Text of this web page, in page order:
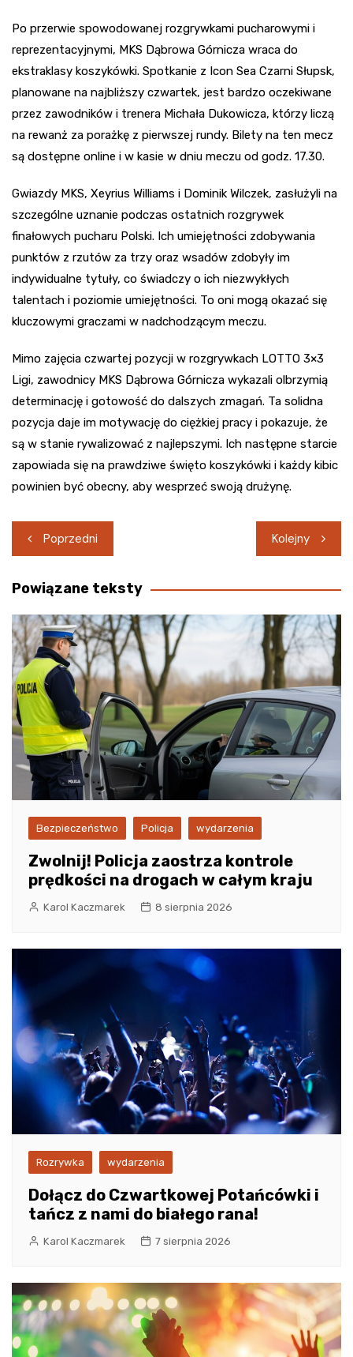
Po przerwie spowodowanej rozgrywkami pucharowymi i
reprezentacyjnymi, MKS Dąbrowa Górnicza wraca do
ekstraklasy koszykówki. Spotkanie z Icon Sea Czarni Słupsk,
planowane na najbliższy czwartek, jest bardzo oczekiwane
przez zawodników i trenera Michała Dukowicza, którzy liczą
na rewanż za porażkę z pierwszej rundy. Bilety na ten mecz
są dostępne online i w kasie w dniu meczu od godz. 17.30.
Gwiazdy MKS, Xeyrius Williams i Dominik Wilczek, zasłużyli na
szczególne uznanie podczas ostatnich rozgrywek
finałowych pucharu Polski. Ich umiejętności zdobywania
punktów z rzutów za trzy oraz wsadów zdobyły im
indywidualne tytuły, co świadczy o ich niezwykłych
talentach i poziomie umiejętności. To oni mogą okazać się
kluczowymi graczami w nadchodzącym meczu.
Mimo zajęcia czwartej pozycji w rozgrywkach LOTTO 3×3
Ligi, zawodnicy MKS Dąbrowa Górnicza wykazali olbrzymią
determinację i gotowość do dalszych zmagań. Ta solidna
pozycja daje im motywację do ciężkiej pracy i pokazuje, że
są w stanie rywalizować z najlepszymi. Ich następne starcie
zapowiada się na prawdziwe święto koszykówki i każdy kibic
powinien być obecny, aby wesprzeć swoją drużynę.
Nawigacja
wpisu
Poprzedni Kolejny
Powiązane teksty
Bezpieczeństwo Policja wydarzenia
Zwolnij! Policja zaostrza kontrole
prędkości na drogach w całym kraju
Karol Kaczmarek 8 sierpnia 2026
Rozrywka wydarzenia
Dołącz do Czwartkowej Potańcówki i
tańcz z nami do białego rana!
Karol Kaczmarek 7 sierpnia 2026